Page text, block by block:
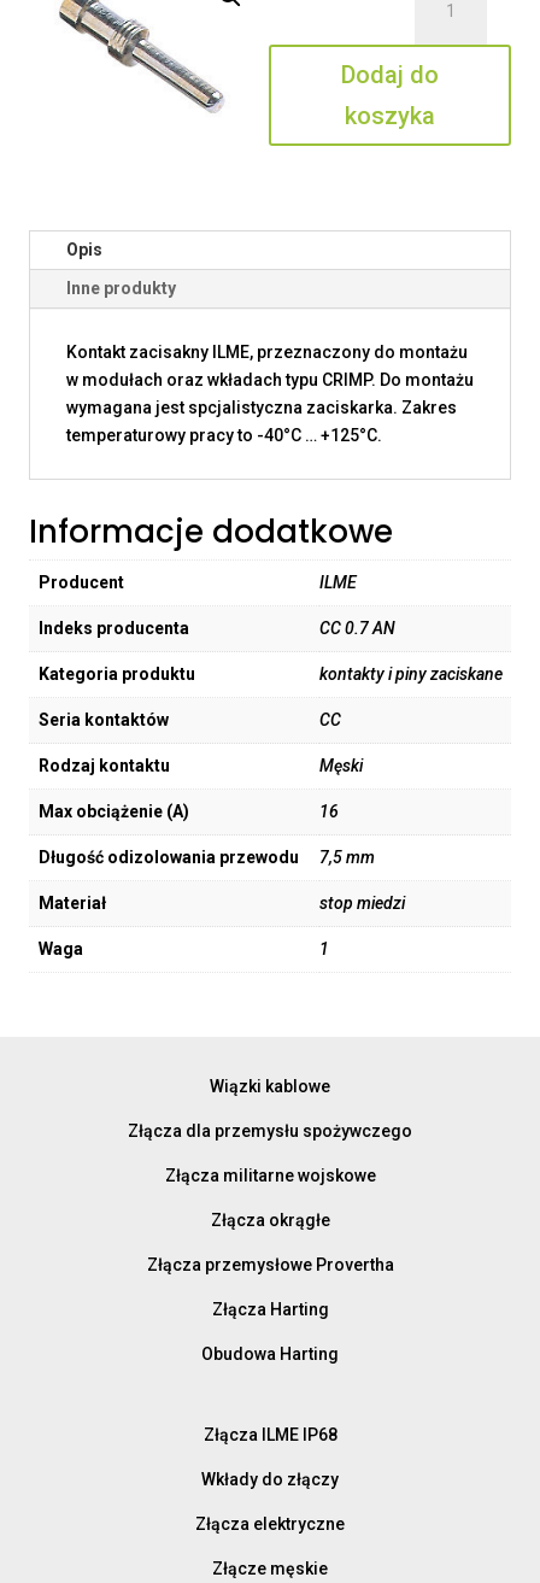
0.7
AN
Dodaj do
koszyka
Opis
Inne produkty
Kontakt zacisakny ILME, przeznaczony do montażu
w modułach oraz wkładach typu CRIMP. Do montażu
wymagana jest spcjalistyczna zaciskarka. Zakres
temperaturowy pracy to -40°C … +125°C.
Informacje dodatkowe
Producent ILME
Indeks producenta CC 0.7 AN
Kategoria produktu kontakty i piny zaciskane
Seria kontaktów CC
Rodzaj kontaktu Męski
Max obciążenie (A) 16
Długość odizolowania przewodu 7,5 mm
Materiał stop miedzi
Waga 1
Wiązki kablowe
Złącza dla przemysłu spożywczego
Złącza militarne wojskowe
Złącza okrągłe
Złącza przemysłowe Provertha
Złącza Harting
Obudowa Harting
Złącza ILME IP68
Wkłady do złączy
Złącza elektryczne
Złącze męskie